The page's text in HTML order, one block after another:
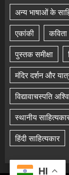
अन्य भाषाओं के
एकांकी
कविता
पुस्तक समीक्षा
मंदिर दर्शन और
विद्यावाचस्पति
स्थानीय
हिंदी साहित्यकार
HI